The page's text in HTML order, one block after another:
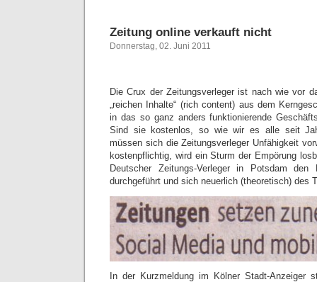
Zeitung online verkauft nicht
Donnerstag, 02. Juni 2011
Die Crux der Zeitungsverleger ist nach wie vor
„reichen Inhalte“ (rich content) aus dem
in das so ganz anders funktionierende
Sind sie kostenlos, so wie wir es alle seit
müssen sich die Zeitungsverleger Unfähigkeit
kostenpflichtig, wird ein Sturm der Empörung
Deutscher Zeitungs-Verleger in Potsdam den
durchgeführt und sich neuerlich (theoretisch) des
In der Kurzmeldung im Kölner Stadt-Anzeiger